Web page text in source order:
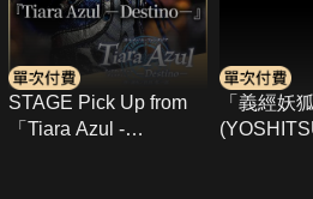
STAGE Pick Up from
「Tiara Azul -
「義經妖